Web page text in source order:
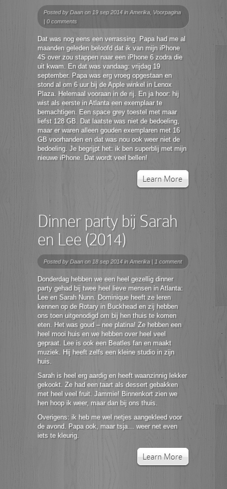
Posted by Daan on 19 sep 2014 in Amerika Voorpagina
| 0 comments
Dat was nog eens een verrassing. Papa had me al
maanden geleden beloofd dat ik van mijn iPhone
4S over zou stappen naar een iPhone 6 zodra die
uit kwam. En dat was vandaag: vrijdag 19
september. Papa was erg vroeg opgestaan en
stond al om 6 uur bij de Apple winkel in Lenox
Plaza. Helemaal vooraan in de rij. En ja hoor: hij
wist als eerste in Atlanta een exemplaar te
bemachtigen. Een space grey toestel met maar
liefst 128 GB. Dat laatste was niet de bedoeling,
maar er waren alleen gouden exemplaren met 16
GB voorhanden en dat was nou ook weer niet de
bedoeling. Je begrijpt het: ik ben superblij met mijn
nieuwe iPhone. Dat wordt veel bellen!
Learn More
Dinner party bij Sarah
en Lee (2014)
Posted by Daan on 18 sep 2014 in Amerika | 1 comment
Donderdag hebben we een heel gezellig dinner
party gehad bij twee heel lieve mensen in Atlanta:
Lee en Sarah Nunn. Dominique heeft ze leren
kennen op de Rotary in Buckhead en zij hebben
ons toen uitgenodigd om bij hen thuis te komen
eten. Het was goud – nee platina! Ze hebben een
heel mooi huis en we hebben over heel veel
gepraat. Lee is ook een Beatles fan en maakt
muziek. Hij heeft zelfs een kleine studio in zijn
huis.
Sarah is heel erg aardig en heeft waanzinnig lekker
gekookt. Ze had een taart als dessert gebakken
met heel veel fruit. Jammie! Binnenkort zien we
hen hoop ik weer, maar dan bij ons thuis.
Overigens: ik heb me wel netjes aangekleed voor
de avond. Papa ook, maar tsja… weer net even
iets te kleurig.
Learn More